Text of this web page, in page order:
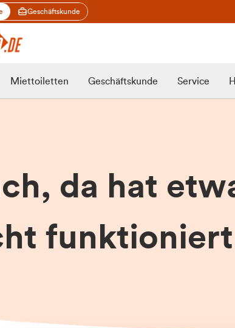
Geschäftskunde
Miettoiletten Geschäftskunde Service
da hat